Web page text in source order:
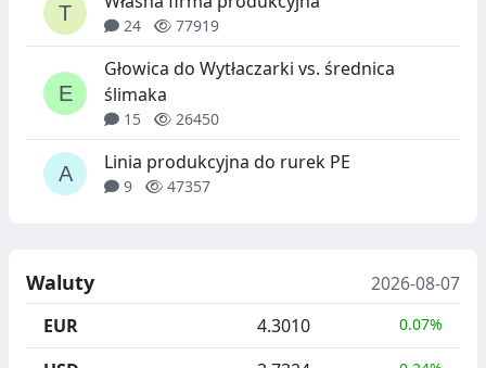
24 77919
Głowica do Wytłaczarki vs. średnica
ślimaka
15 26450
Linia produkcyjna do rurek PE
9 47357
Waluty
2026-08-07
EUR
4.3010 0.07%